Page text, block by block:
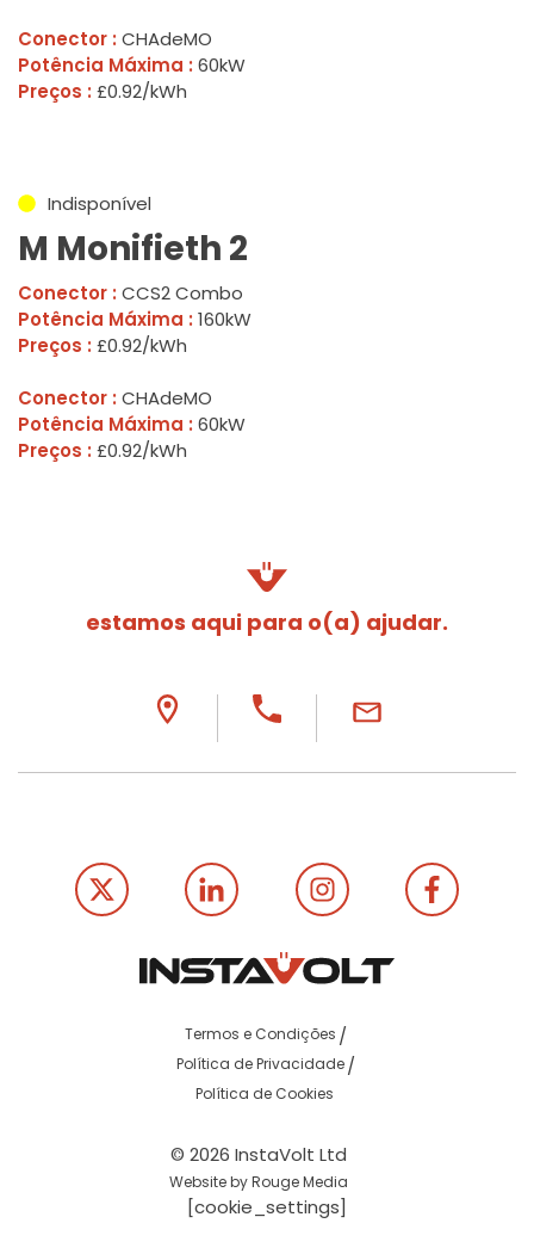
Conector : CHAdeMO
Potência Máxima : 60kW
Preços : £0.92/kWh
Indisponível
M Monifieth 2
Conector : CCS2 Combo
Potência Máxima : 160kW
Preços : £0.92/kWh
Conector : CHAdeMO
Potência Máxima : 60kW
Preços : £0.92/kWh
estamos aqui para o(a) ajudar.
© 2026 InstaVolt Ltd
Website by Rouge Media
[cookie_settings]
Termos e Condições
Política de Privacidade
Política de Cookies